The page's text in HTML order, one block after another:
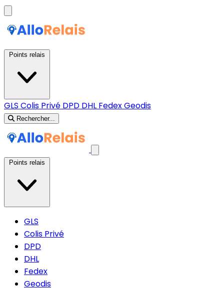
GLS Colis Privé DPD DHL FedexGeodis
Rechercher...
GLS
Colis Privé
DPD
DHL
Fedex
Geodis